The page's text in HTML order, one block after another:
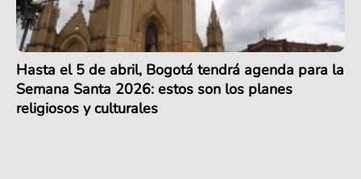
Hasta el 5 de abril, Bogotá tendrá agenda para la
Semana Santa 2026: estos son los planes
religiosos y culturales